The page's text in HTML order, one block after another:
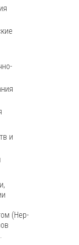
и
(Hep-